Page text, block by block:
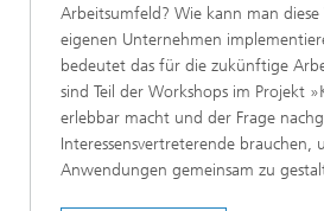
Arbeitsumfeld? Wie kann man
eigenen Unternehmen
bedeutet das für die zukünftige
sind Teil der Workshops im Projekt
erlebbar macht und der Frage
Interessensvertreterende brauchen,
Anwendungen gemeinsam zu